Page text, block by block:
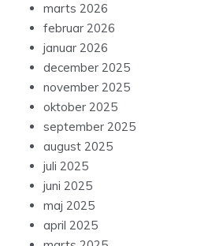
marts 2026
februar 2026
januar 2026
december 2025
november 2025
oktober 2025
september 2025
august 2025
juli 2025
juni 2025
maj 2025
april 2025